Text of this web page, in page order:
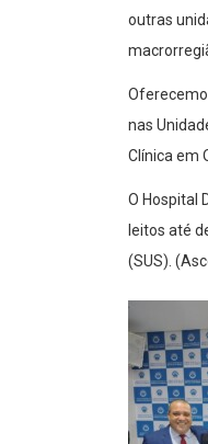
outras
nas
Clínica em
O Hospital
leitos até
(SUS).